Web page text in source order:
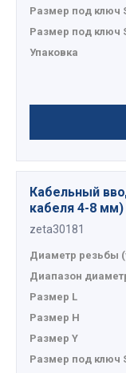
Размер под ключ
Размер под ключ
Упаковка
Кабельный
кабеля 4-8
zeta30181
Диаметр резьбы
Диапазон
Размер L
Размер H
Размер Y
Размер под ключ